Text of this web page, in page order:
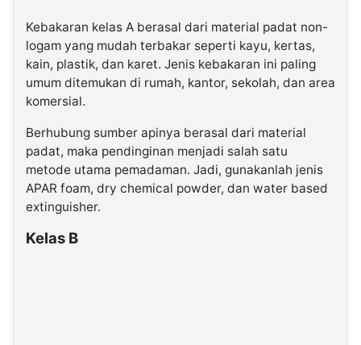
Kebakaran kelas A berasal dari material padat non-
logam yang mudah terbakar seperti kayu, kertas,
kain, plastik, dan karet. Jenis kebakaran ini paling
umum ditemukan di rumah, kantor, sekolah, dan area
komersial.
Berhubung sumber apinya berasal dari material
padat, maka pendinginan menjadi salah satu
metode utama pemadaman. Jadi, gunakanlah jenis
APAR foam, dry chemical powder, dan water based
extinguisher.
Kelas B